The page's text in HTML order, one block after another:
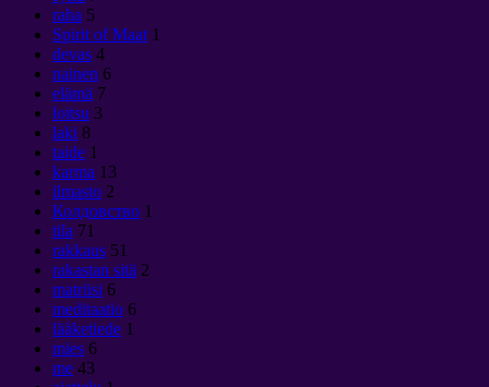
raha 5
Spirit of Maat 1
devas 4
nainen 6
elämä 7
loitsu 3
laki 8
taide 1
karma 13
ilmasto 2
Колдовство 1
tila 71
rakkaus 51
rakastan sitä 2
matriisi 6
meditaatio 6
lääketiede 1
mies 6
me 43